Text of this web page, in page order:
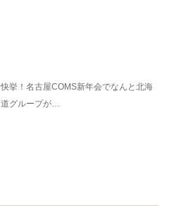
快挙！名古屋COMS新年会でなんと北海
道グループが…